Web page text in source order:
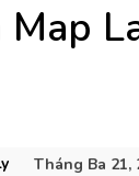
Map
Tháng Ba 21,